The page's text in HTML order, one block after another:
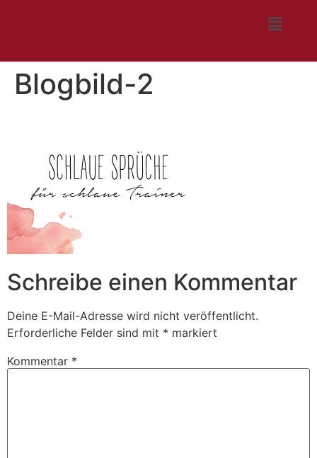
Blogbild-2
Schreibe einen Kommentar
Deine E-Mail-Adresse wird nicht veröffentlicht.
Erforderliche Felder sind mit * markiert
Kommentar *